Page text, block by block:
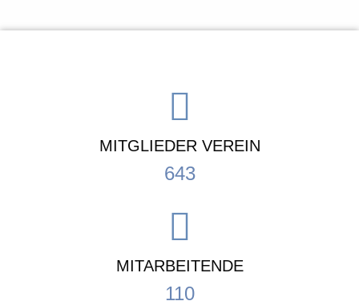
MITGLIEDER VEREIN
643
MITARBEITENDE
110